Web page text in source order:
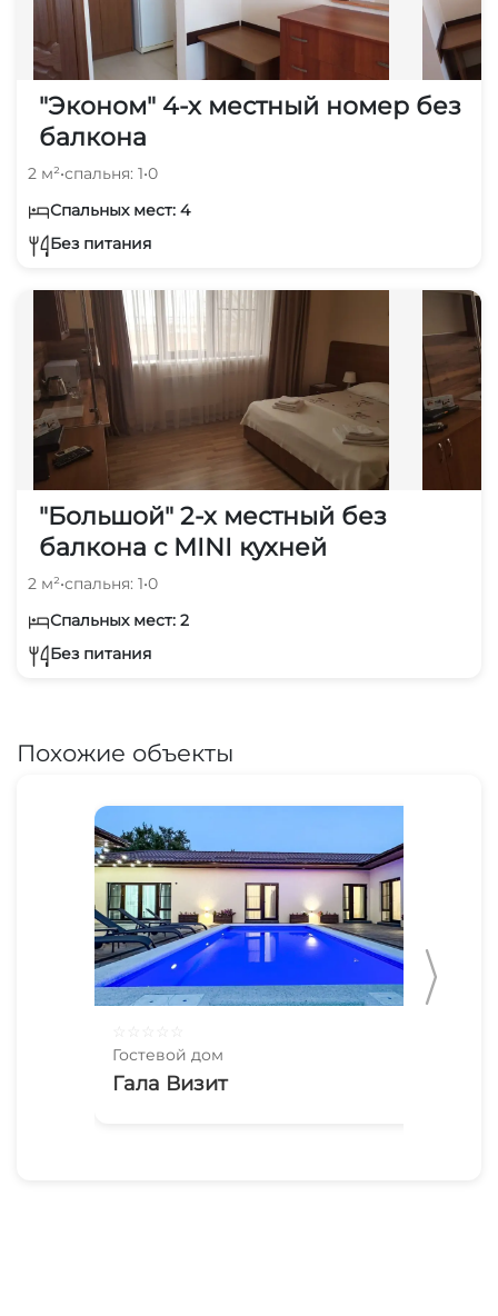
"Эконом" 4-х местный номер без
балкона
2 м²•спальня: 1•0
Спальных мест: 4
Без питания
"Большой" 2-х местный без
балкона с MINI кухней
2 м²•спальня: 1•0
Спальных мест: 2
Без питания
Похожие объекты
Гостевой дом
Гала Визит